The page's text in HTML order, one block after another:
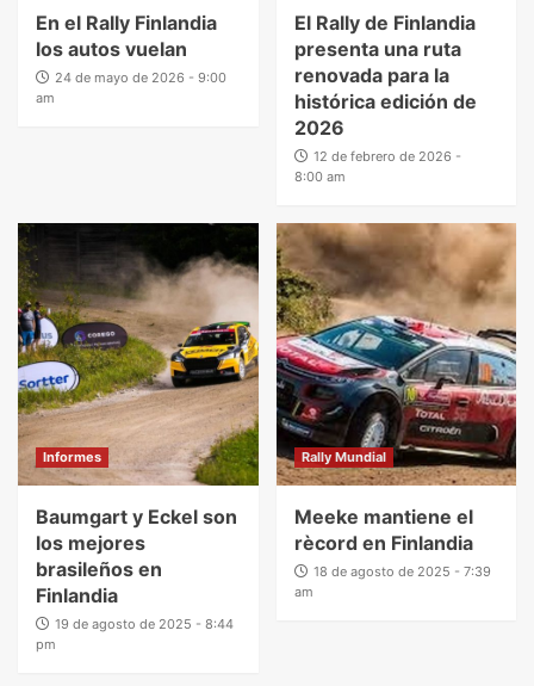
En el Rally Finlandia
los autos vuelan
24 de mayo de 2026 - 9:00
am
El Rally de Finlandia
presenta una ruta
renovada para la
histórica edición de
2026
12 de febrero de 2026 -
8:00 am
Informes
Baumgart y Eckel son
los mejores
brasileños en
Finlandia
19 de agosto de 2025 - 8:44
pm
Rally Mundial
Meeke mantiene el
rècord en Finlandia
18 de agosto de 2025 - 7:39
am